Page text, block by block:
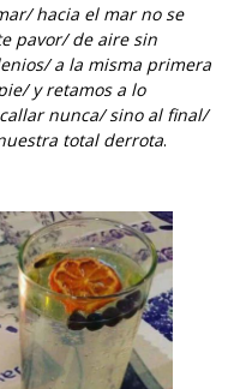
hacia el mar no se
pavor/ de aire sin
a la misma primera
y retamos a lo
nunca/ sino al final/
total derrota.